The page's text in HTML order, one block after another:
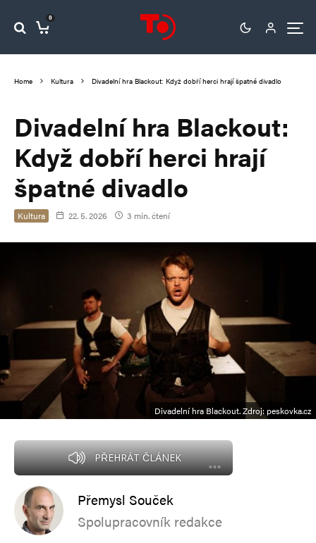
0
Home Kultura Divadelní hra Blackout: Když dobří herci hrají špatné divadlo
Divadelní hra Blackout:
Když dobří herci hrají
špatné divadlo
Kultura 22. 5. 2026 3 min. čtení
Divadelní hra Blackout. Zdroj: peskovka.cz
PŘEHRÁT ČLÁNEK
Přemysl Souček
Spolupracovník redakce